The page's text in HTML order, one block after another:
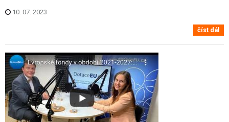
10. 07. 2023
číst dál